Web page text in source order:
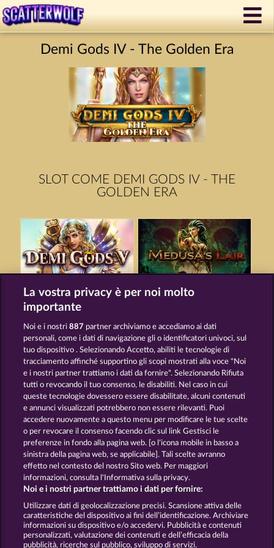
Demi Gods IV - The Golden Era
SLOT COME DEMI GODS IV - THE
GOLDEN ERA
DEMI GODS V MEDUSA'S LAIR
POSEIDON'S RISING
Termini e condizioni
Informativa sulla privacy Note legali
Società FAQ Facebook
Invia richiesta di recesso
La vostra privacy è per noi molto
importante
Noi e i nostri887 partner archiviamo e accediamo ai dati
personali, come i dati di navigazione gli o identificatori univoci, sul
tuo dispositivo . Selezionando Accetto, abiliti le tecnologie di
tracciamento affinché supportino gli scopi mostrati alla voce "Noi
e i nostri partner trattiamo i dati da fornire". Selezionando Rifiuta
tutti o revocando il tuo consenso, le disabiliti. Nel caso in cui
queste tecnologie dovessero essere disabilitate, alcuni contenuti
e annunci visualizzati potrebbero non essere rilevanti. Puoi
accedere nuovamente a questo menu per modificare le tue scelte
o per revocare il consenso facendo clic sul link Gestisci le
preferenze in fondo alla pagina web. [o l'icona mobile in basso a
sinistra della pagina web, se applicabile]. Tali scelte avranno
effetto nel contesto del nostro Sito web. Per maggiori
informazioni, consulta l'Informativa sulla privacy.
Noi e i nostri partner trattiamo i dati per fornire:
Utilizzare dati di geolocalizzazione precisi. Scansione attiva delle
caratteristiche del dispositivo ai fini dell’identificazione. Archiviare
informazioni su dispositivo e/o accedervi. Pubblicità e contenuti
personalizzati, valutazione dei contenuti e dell’efficacia della
pubblicità, ricerche sul pubblico, sviluppo di servizi.